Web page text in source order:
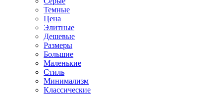
Темные
Цена
Элитные
Дешевые
Размеры
Большие
Маленькие
Стиль
Минимализм
Классические